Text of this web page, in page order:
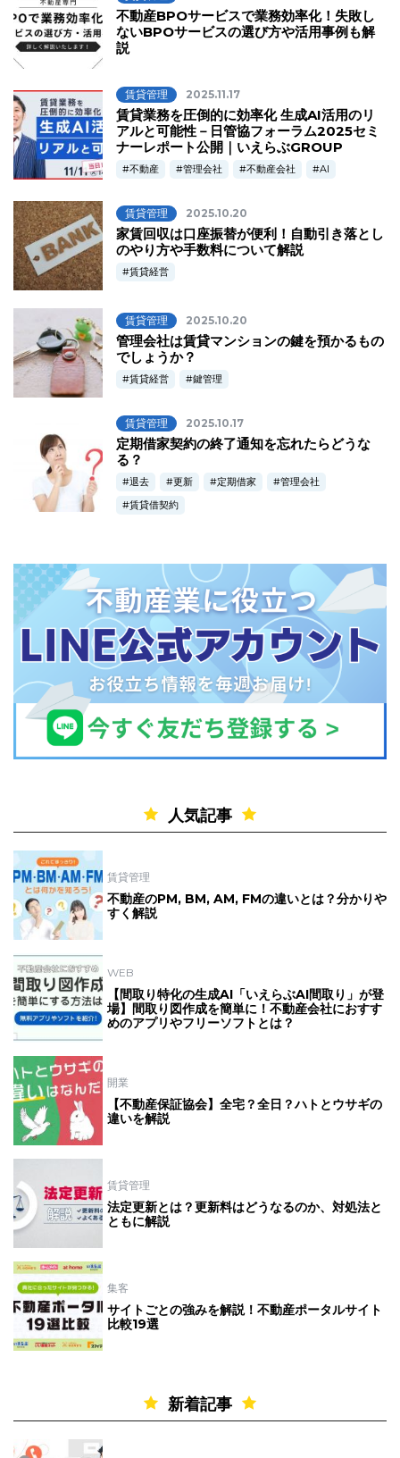
不動産BPOサービスで業務効率化！失敗し
ないBPOサービスの選び方や活用事例も解
説
賃貸管理 2025.11.17
賃貸業務を圧倒的に効率化 生成AI活用のリ
アルと可能性－日管協フォーラム2025セミ
ナーレポート公開｜いえらぶGROUP
不動産 管理会社 不動産会社 AI
賃貸管理 2025.10.20
家賃回収は口座振替が便利！自動引き落とし
のやり方や手数料について解説
賃貸経営
賃貸管理 2025.10.20
管理会社は賃貸マンションの鍵を預かるもの
でしょうか？
賃貸経営 鍵管理
賃貸管理 2025.10.17
定期借家契約の終了通知を忘れたらどうな
る？
退去 更新 定期借家
管理会社
賃貸借契約
人気記事
賃貸管理
不動産のPM, BM, AM, FMの違いとは？分かりや
すく解説
WEB
【間取り特化の生成AI「いえらぶAI間取り」が登
場】間取り図作成を簡単に！不動産会社におすす
めのアプリやフリーソフトとは？
開業
【不動産保証協会】全宅？全日？ハトとウサギの
違いを解説
賃貸管理
法定更新とは？更新料はどうなるのか、対処法と
ともに解説
集客
サイトごとの強みを解説！不動産ポータルサイト
比較19選
新着記事